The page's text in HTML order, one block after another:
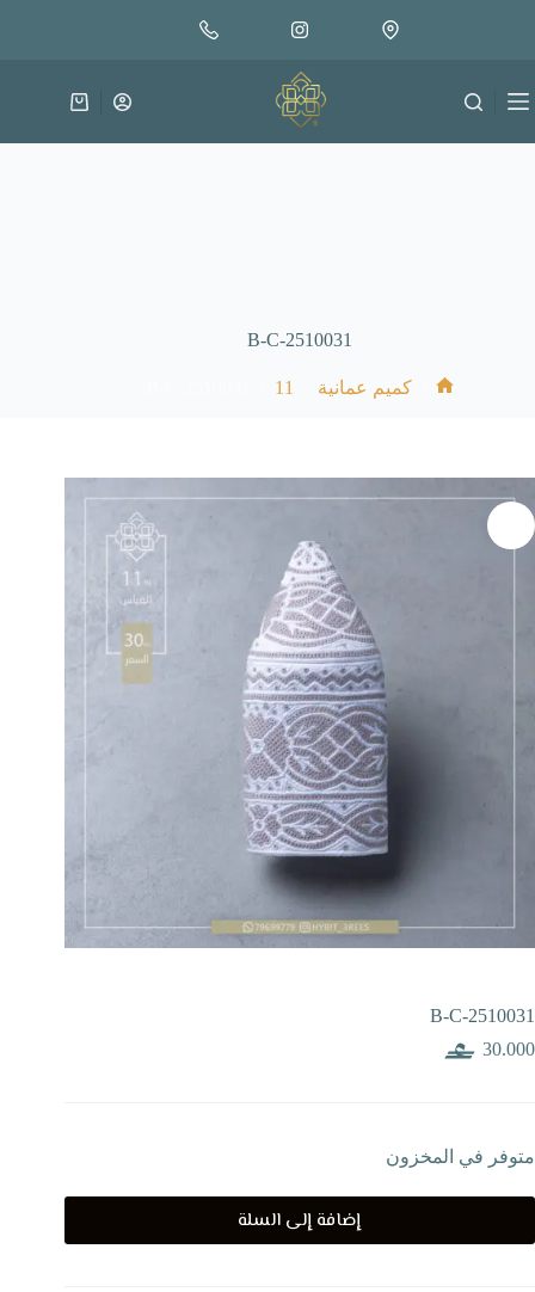
متوفر في المخزون
إضافة إلى السلة
عربة
B-C-2510031
كميم عمانية 11
B-C-2510031
30.000
متوفر في المخزون
إضافة إلى السلة